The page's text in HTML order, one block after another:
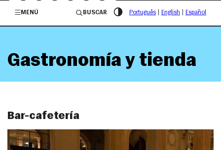
/governosp
MENÚ
BUSCAR Português English Español
Gastronomía y tienda
Bar-cafetería